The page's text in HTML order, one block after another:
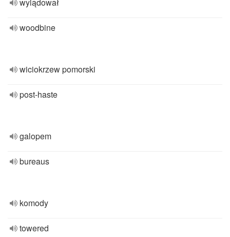
woodbine
wiciokrzew pomorski
post-haste
galopem
bureaus
komody
towered